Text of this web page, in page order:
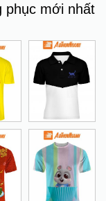
phục mới nhất